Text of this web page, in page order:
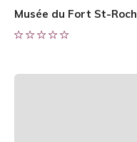
Musée du Fort St-Roch